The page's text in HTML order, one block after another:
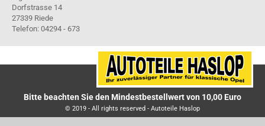
Dorfstrasse 14
27339 Riede
Telefon: 04294 - 673
Bitte beachten Sie den Mindestbestellwert von 10,00 Euro
© 2019 - All rights reserved - Autoteile Haslop